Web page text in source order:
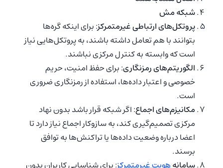
شبکه مش
پروتکل‌های ارتباطی غیرمتمرکز: برای اینکه گره‌ها
بتوانند با هم تعامل داشته باشند، به پروتکل‌هایی نیاز
است که وابسته به کنترل مرکزی نباشند.
الگوریتم‌های رمزنگاری: برای حفظ امنیت، حریم
خصوصی و اعتبار داده‌ها، استفاده از رمزنگاری ضروری
است.
مکانیزم‌های اجماع: اگر شبکه قرار باشد بدون نهاد
مرکزی تصمیم‌گیری کند، به سازوکار اجماع نیاز دارد تا
اعضا درباره وضعیت داده‌ها یا تراکنش‌ها به توافق
برسند.
سامانههویت غیرمتمرکز: برای شناسایی کاربران بدون